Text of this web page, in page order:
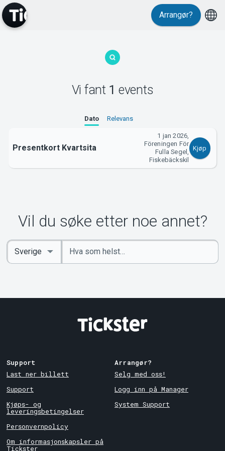
MyTickster
Support
Arrangør?
Vi fant 1 events
Dato Relevans
Presentkort Kvartsita
1 jan 2026,
Föreningen För
Fulla Segel,
Fiskebäckskil
Kjøp
Vil du søke etter noe annet?
Angi
nøkkelord
Select
Country
Support
Last ner billett
Support
Kjøps- og
leveringsbetingelser
Personvernpolicy
Om informasjonskapsler på
Tickster
Arrangør?
Selg med oss!
Logg inn på Manager
System Support